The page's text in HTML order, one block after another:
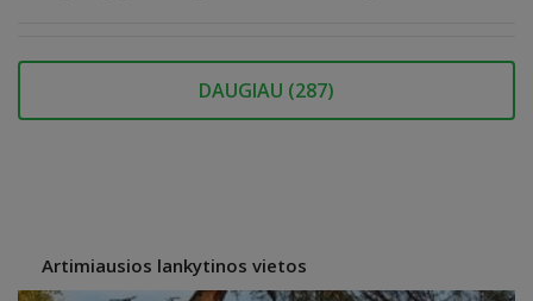
DAUGIAU (287)
Artimiausios lankytinos vietos